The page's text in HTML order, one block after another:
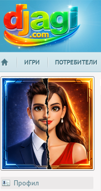
djagi.com
НАЧАЛО
ИГРИ ПОТРЕБИТЕЛИ
Профил